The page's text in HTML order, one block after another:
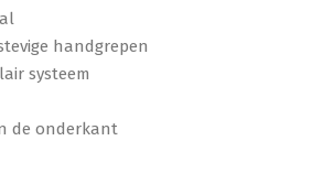
handgrepen
systeem
de onderkant